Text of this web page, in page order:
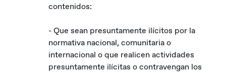
contenidos:
- Que sean presuntamente ilícitos por la
normativa nacional, comunitaria o
internacional o que realicen actividades
presuntamente ilícitas o contravengan los